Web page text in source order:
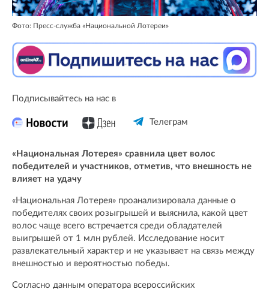
Фото: Пресс-служба «Национальной Лотереи»
Подписывайтесь на нас в
Телеграм
«Национальная Лотерея» сравнила цвет волос
победителей и участников, отметив, что внешность не
влияет на удачу
«Национальная Лотерея» проанализировала данные о
победителях своих розыгрышей и выяснила, какой цвет
волос чаще всего встречается среди обладателей
выигрышей от 1 млн рублей. Исследование носит
развлекательный характер и не указывает на связь между
внешностью и вероятностью победы.
Согласно данным оператора всероссийских